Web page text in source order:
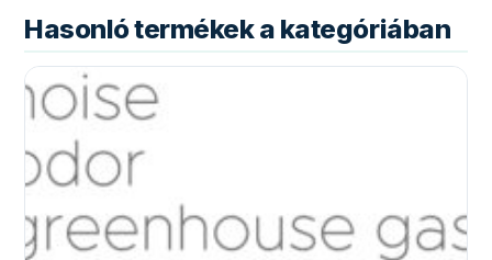
Hasonló termékek a kategóriában